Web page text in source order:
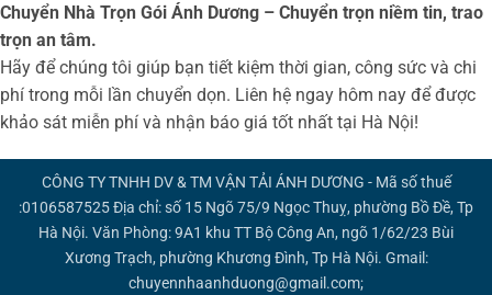
Chuyển Nhà Trọn Gói Ánh Dương – Chuyển trọn niềm tin, trao
trọn an tâm.
Hãy để chúng tôi giúp bạn tiết kiệm thời gian, công sức và chi
phí trong mỗi lần chuyển dọn. Liên hệ ngay hôm nay để được
khảo sát miễn phí và nhận báo giá tốt nhất tại Hà Nội!
CÔNG TY TNHH DV & TM VẬN TẢI ÁNH DƯƠNG - Mã số thuế
:0106587525 Địa chỉ: số 15 Ngõ 75/9 Ngọc Thuỵ, phường Bồ Đề, Tp
Hà Nội. Văn Phòng: 9A1 khu TT Bộ Công An, ngõ 1/62/23 Bùi
Xương Trạch, phường Khương Đình, Tp Hà Nội. Gmail:
chuyennhaanhduong@gmail.com;